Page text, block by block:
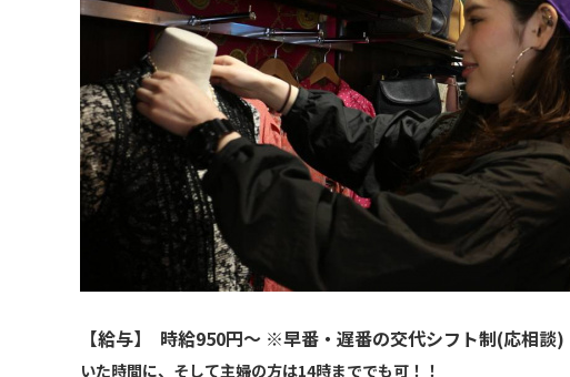
【給与】 時給950円〜 ※早番・遅番の交代シフト制(応相談)
いた時間に、そして主婦の方は14時まででも可！！